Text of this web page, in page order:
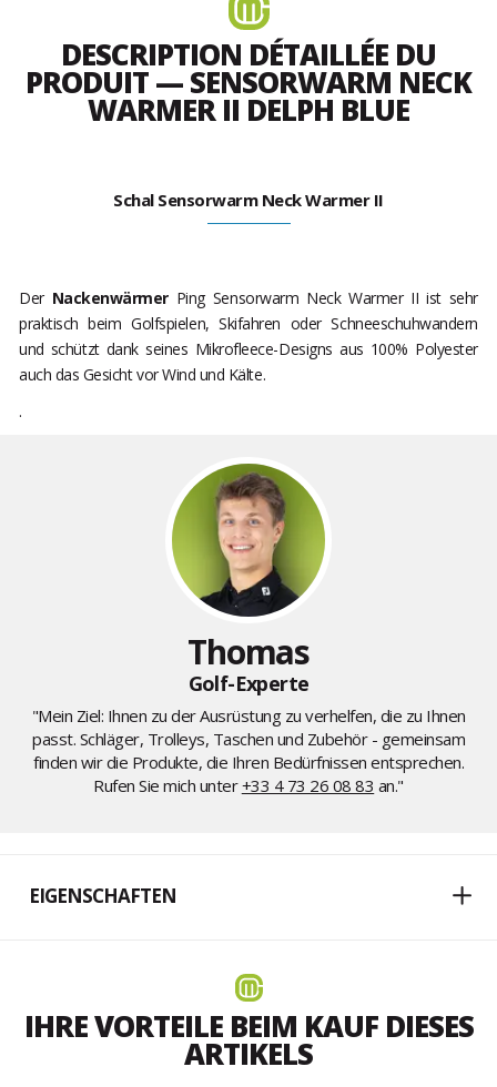
DESCRIPTION DÉTAILLÉE DU
PRODUIT — SENSORWARM NECK
WARMER II DELPH BLUE
Schal Sensorwarm Neck Warmer II
Der NackenwärmerPing Sensorwarm Neck Warmer II ist sehr
praktisch beim Golfspielen, Skifahren oder Schneeschuhwandern
und schützt dank seines Mikrofleece-Designs aus 100% Polyester
auch das Gesicht vor Wind und Kälte.
.
Thomas
Golf-Experte
"Mein Ziel: Ihnen zu der Ausrüstung zu verhelfen, die zu Ihnen
passt. Schläger, Trolleys, Taschen und Zubehör - gemeinsam
finden wir die Produkte, die Ihren Bedürfnissen entsprechen.
Rufen Sie mich unter+33 4 73 26 08 83 an."
EIGENSCHAFTEN
IHRE VORTEILE BEIM KAUF DIESES
ARTIKELS